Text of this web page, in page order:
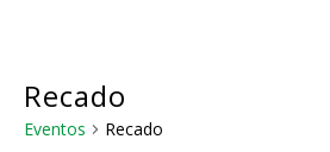
contentRecado
Eventos Recado